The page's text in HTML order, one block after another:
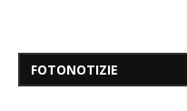
FOTONOTIZIE